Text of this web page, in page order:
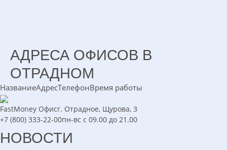
АДРЕСА ОФИСОВ В
ОТРАДНОМ
НазваниеАдресТелефонВремя работы
FastMoney Офисг. Отрадное, Щурова, 3
+7 (800) 333-22-00пн-вс с 09.00 до 21.00
НОВОСТИ